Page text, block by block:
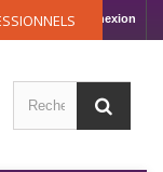
Connexion